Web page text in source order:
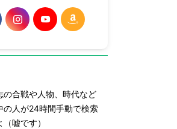
の合戦や人物、時代など
の人が24時間手動で検索
嘘です）